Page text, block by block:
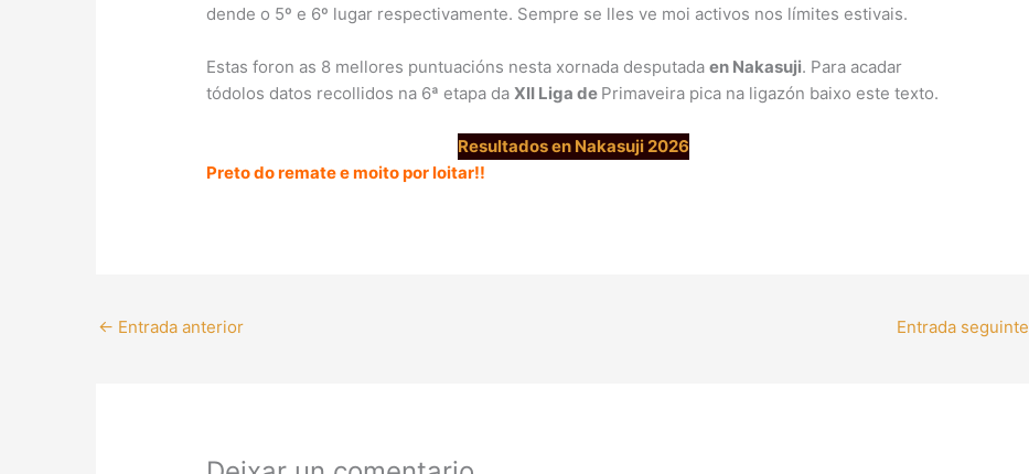
dende o 5º e 6º lugar respectivamente. Sempre se lles ve moi activos nos límites estivais.
Estas foron as 8 mellores puntuacións nesta xornada desputadaen Nakasuji. Para acadar
tódolos datos recollidos na 6ª etapa daXII Liga de Primaveira pica na ligazón baixo este texto.
Resultados en Nakasuji 2026
Preto do remate e moito por loitar!!
← Entrada anterior Entrada seguinte